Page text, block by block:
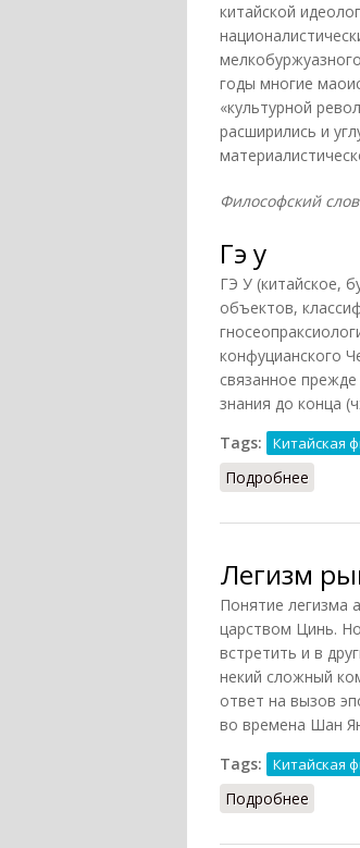
китайской
годы многие
«культурной
расширились и
Философский
Гэ у
ГЭ У (китайское,
объектов,
конфуцианского
связанное
знания до конца
Tags:
Китайская
Подробнее
Легизм
Понятие легизма
царством Цинь.
встретить и в
некий сложный
ответ на вызов
во времена Шан
Tags:
Китайская
Подробнее